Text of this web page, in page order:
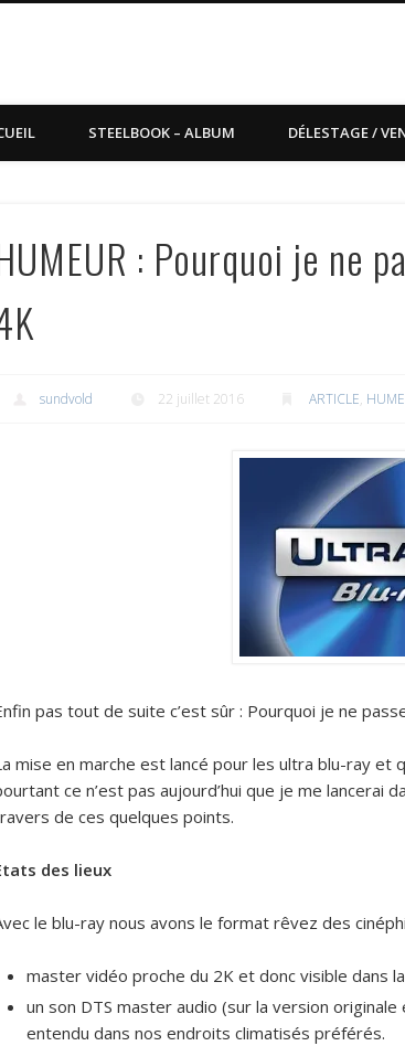
STEELBOOK – ALBUM DÉLESTAGE /
: Pourquoi je ne
sundvold 22 juillet 2016 ARTICLE,
pas tout de suite c’est sûr : Pourquoi je ne
mise en marche est lancé pour les ultra blu-ray
ce n’est pas aujourd’hui que je me lancerai
de ces quelques points.
des lieux
le blu-ray nous avons le format rêvez des
master vidéo proche du 2K et donc visible dans
un son DTS master audio (sur la version
entendu dans nos endroits climatisés préférés.